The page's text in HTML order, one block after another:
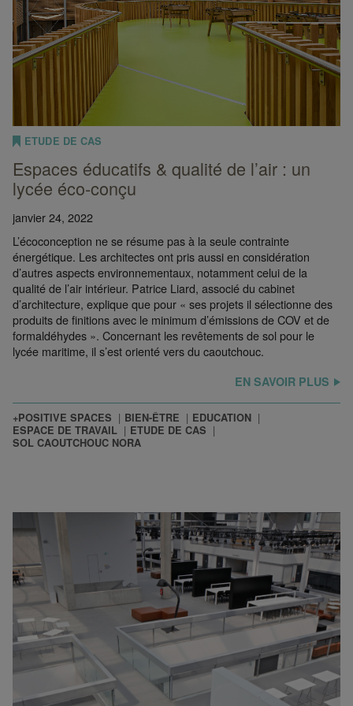
ETUDE DE CAS
Espaces éducatifs & qualité de l’air : un
lycée éco-conçu
janvier 24, 2022
L’écoconception ne se résume pas à la seule contrainte
énergétique. Les architectes ont pris aussi en considération
d’autres aspects environnementaux, notamment celui de la
qualité de l’air intérieur. Patrice Liard, associé du cabinet
d’architecture, explique que pour « ses projets il sélectionne des
produits de finitions avec le minimum d’émissions de COV et de
formaldéhydes ». Concernant les revêtements de sol pour le
lycée maritime, il s’est orienté vers du caoutchouc.
EN SAVOIR PLUS
+POSITIVE SPACES BIEN-ÊTRE
EDUCATION
ESPACE DE TRAVAIL
ETUDE DE CAS
SOL CAOUTCHOUC NORA